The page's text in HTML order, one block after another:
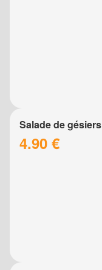
Salade de gésiers
4.90 €